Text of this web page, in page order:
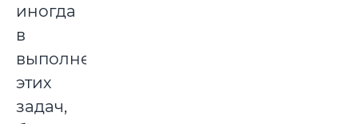
иногда
в
выполнении
этих
задач,